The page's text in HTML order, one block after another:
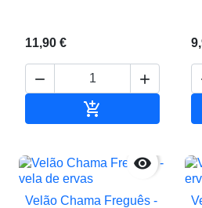
11,90 €
 


Velão Chama Freguês -